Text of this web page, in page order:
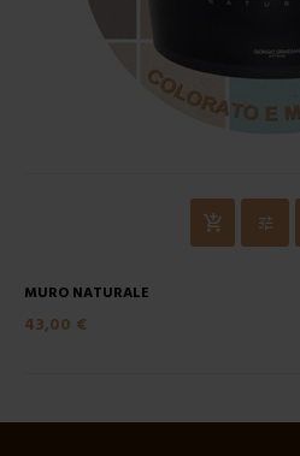
MURO NATURALE
43,00 €